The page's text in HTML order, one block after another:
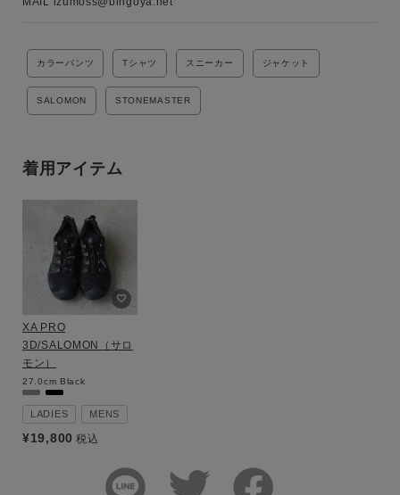
ブランド
カラーパンツ Tシャツ スニーカー ジャケット
SALOMON STONEMASTER
着用アイテム
XA PRO
3D/SALOMON（サロ
モン）
27.0cm Black
LADIES MENS
¥19,800 税込